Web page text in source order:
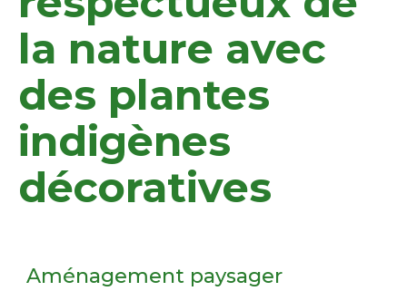
la nature avec
des plantes
indigènes
décoratives
Aménagement paysager